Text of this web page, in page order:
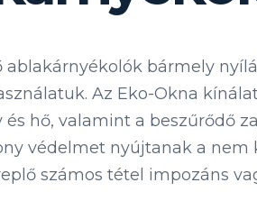
ablakárnyékolók bármely
Az Eko-Okna
hő, valamint a beszűrődő
védelmet nyújtanak a nem
számos tétel impozáns